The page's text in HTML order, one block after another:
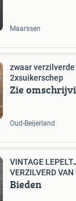
Maarssen
zwaar
2xsuikerschep
Zie
Oud-Beijerland
VINTAGE LEPELTJES EN VORKJES
VERZILVERD
Bieden